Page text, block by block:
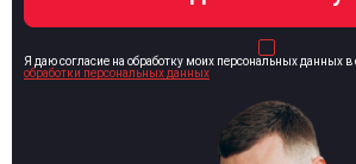
Я даю согласие на обработку моих персональных данных в
обработки персональных данных